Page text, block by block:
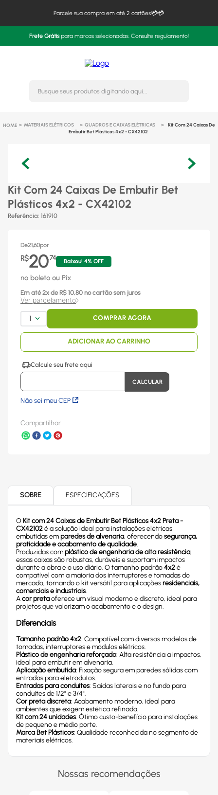
Parcele sua compra em até 2 cartões!💳💳
Frete Grátispara marcas selecionadas. Consulte regulamento!
Busque seus produtos
MATERIAIS ELÉTRICOS QUADROS E CAIXAS ELÉTRICAS
Kit Com 24 Caixas De
Embutir Bet Plásticos 4x2 - CX42102
Kit Com 24 Caixas De Embutir Bet
Plásticos 4x2 - CX42102
Referência: 161910
De21,60por
R$20,74
Baixou! 4% OFF
no boleto ou Pix
Em até 2x de R$ 10,80 no cartão sem juros
Ver parcelamento
1 COMPRAR AGORA
ADICIONAR AO CARRINHO
Não sei meu CEP
Compartilhar
SOBRE ESPECIFICAÇÕES
OKit com 24 Caixas de Embutir Bet Plásticos 4x2 Preta -
CX42102é a solução ideal para instalações elétricas
embutidas emparedes de alvenaria, oferecendosegurança,
praticidade e acabamento de qualidade.
Produzidas complástico de engenharia de alta resistência,
essas caixas são robustas, duráveis e suportam impactos
durante a obra e o uso diário. O tamanho padrão4x2é
compatível com a maioria dos interruptores e tomadas do
mercado, tornando o kit versátil para aplicaçõesresidenciais,
comerciais e industriais.
Acor pretaoferece um visual moderno e discreto, ideal para
projetos que valorizam o acabamento e o design.
Diferenciais
Tamanho padrão 4x2: Compatível com diversos modelos de
tomadas, interruptores e módulos elétricos.
Plástico de engenharia reforçado: Alta resistência a impactos,
ideal para embutir em alvenaria.
Aplicação embutida: Fixação segura em paredes sólidas com
entradas para eletrodutos.
Entradas para conduítes: Saídas laterais e no fundo para
conduítes de 1/2" e 3/4".
Cor preta discreta: Acabamento moderno, ideal para
ambientes que exigem estética refinada.
Kit com 24 unidades: Ótimo custo-benefício para instalações
de pequeno e médio porte.
Marca Bet Plásticos: Qualidade reconhecida no segmento de
materiais elétricos.
Nossas recomendações